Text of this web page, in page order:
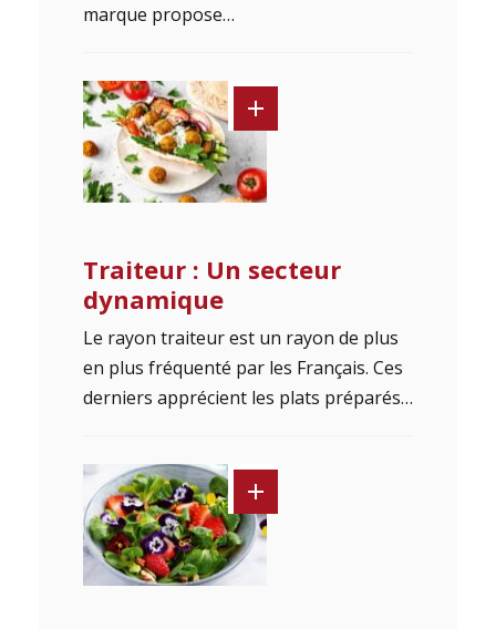
marque propose…
Traiteur : Un secteur
dynamique
Le rayon traiteur est un rayon de plus
en plus fréquenté par les Français. Ces
derniers apprécient les plats préparés…